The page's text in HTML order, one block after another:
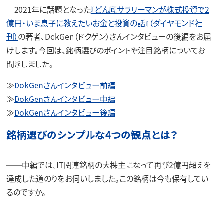
2021年に話題となった『どん底サラリーマンが株式投資で2
億円・いま息子に教えたいお金と投資の話』（ダイヤモンド社
刊） の著者、DokGen（ドクゲン）さんインタビューの後編をお届
けします。今回は、銘柄選びのポイントや注目銘柄についてお
聞きしました。
≫DokGenさんインタビュー前編
≫DokGenさんインタビュー中編
≫DokGenさんインタビュー後編
銘柄選びのシンプルな4つの観点とは？
──中編では、IT関連銘柄の大株主になって再び2億円超えを
達成した道のりをお伺いしました。この銘柄は今も保有してい
るのですか。